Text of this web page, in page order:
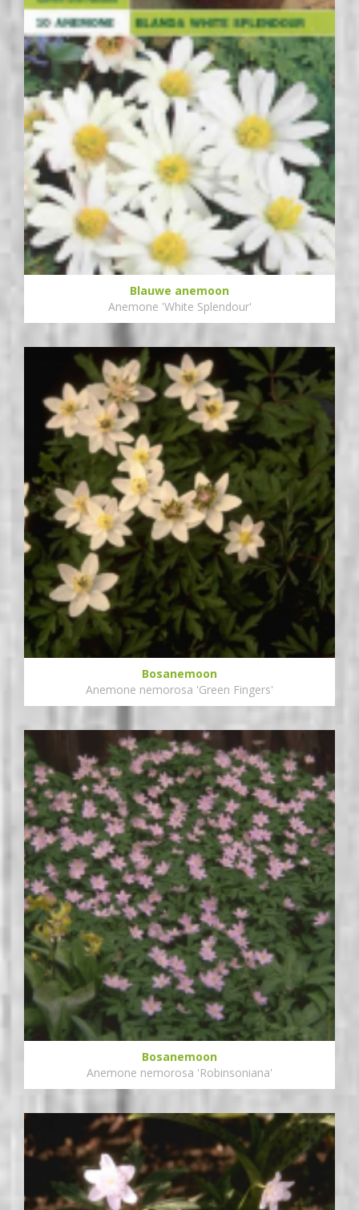
Blauwe anemoon
Anemone 'White Splendour'
Bosanemoon
Anemone nemorosa 'Green Fingers'
Bosanemoon
Anemone nemorosa 'Robinsoniana'